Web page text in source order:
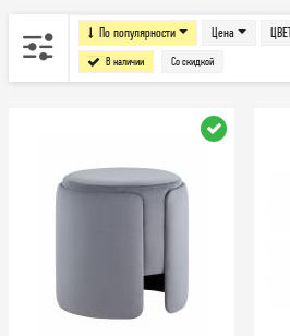
По популярности Цена
В наличии Со скидкой